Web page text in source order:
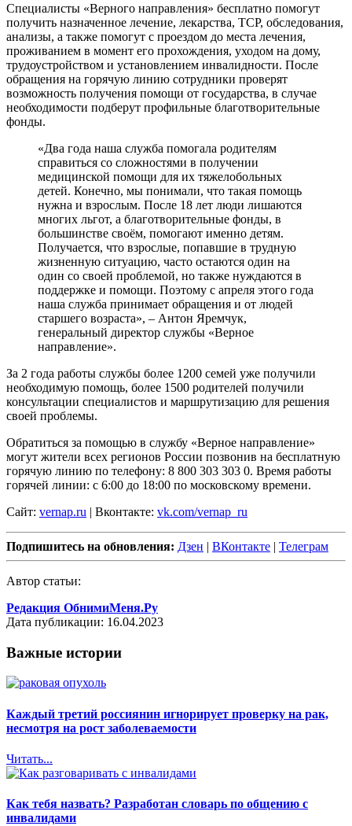
Специалисты «Верного направления» бесплатно помогут
получить назначенное лечение, лекарства, ТСР, обследования,
анализы, а также помогут с проездом до места лечения,
проживанием в момент его прохождения, уходом на дому,
трудоустройством и установлением инвалидности. После
обращения на горячую линию сотрудники проверят
возможность получения помощи от государства, в случае
необходимости подберут профильные благотворительные
фонды.
«Два года наша служба помогала родителям
справиться со сложностями в получении
медицинской помощи для их тяжелобольных
детей. Конечно, мы понимали, что такая помощь
нужна и взрослым. После 18 лет люди лишаются
многих льгот, а благотворительные фонды, в
большинстве своём, помогают именно детям.
Получается, что взрослые, попавшие в трудную
жизненную ситуацию, часто остаются один на
один со своей проблемой, но также нуждаются в
поддержке и помощи. Поэтому с апреля этого года
наша служба принимает обращения и от людей
старшего возраста», – Антон Яремчук,
генеральный директор службы «Верное
направление».
За 2 года работы службы более 1200 семей уже получили
необходимую помощь, более 1500 родителей получили
консультации специалистов и маршрутизацию для решения
своей проблемы.
Обратиться за помощью в службу «Верное направление»
могут жители всех регионов России позвонив на бесплатную
горячую линию по телефону: 8 800 303 303 0. Время работы
горячей линии: с 6:00 до 18:00 по московскому времени.
Сайт: vernap.ru | Вконтакте: vk.com/vernap_ru
Подпишитесь на обновления: Дзен | ВКонтакте | Телеграм
Автор статьи:
Редакция ОбнимиМеня.Ру
Дата публикации: 16.04.2023
Важные истории
Каждый третий россиянин игнорирует проверку на рак,
несмотря на рост заболеваемости
Читать...
Как тебя назвать? Разработан словарь по общению с
инвалидами